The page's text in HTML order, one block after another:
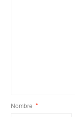
Nombre *